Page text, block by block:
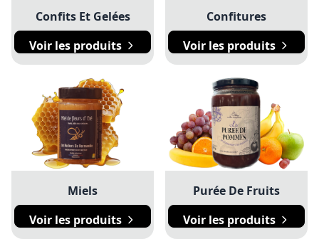
Confits Et Gelées
Voir les produits
Confitures
Voir les produits
Miels
Voir les produits
Purée De Fruits
Voir les produits